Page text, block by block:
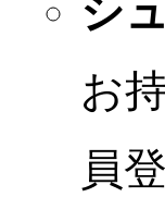
シ
お
員